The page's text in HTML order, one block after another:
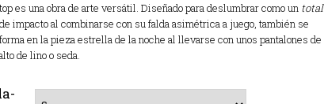
es una obra de arte versátil. Diseñado para deslumbrar como un total
impacto al combinarse con su falda asimétrica a juego, también se
en la pieza estrella de la noche al llevarse con unos pantalones de
de lino o seda.